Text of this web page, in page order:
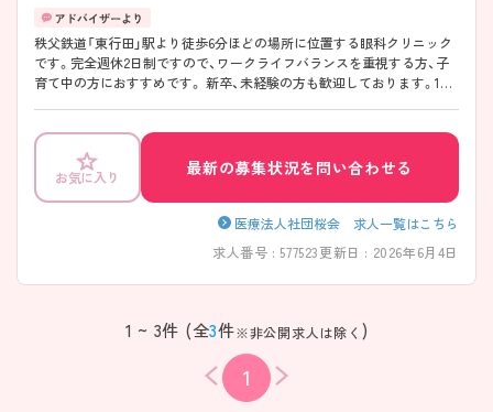
秩父鉄道「東行田」駅より徒歩6分ほどの場所に位置する眼科クリニック
です。完全週休2日制ですので、ワークライフバランスを重視する方、子
育て中の方におすすめです。 新卒、未経験の方も歓迎しております。1か
しますので、お気軽にお問い合わせください。
お気に入り
最新の募集状況を問い合わせる
医療法人社団桜会 求人一覧はこちら
求人番号 : 577523更新日 : 2026年6月4日
1 ~ 3件 (全3件※非公開求人は除く )
1